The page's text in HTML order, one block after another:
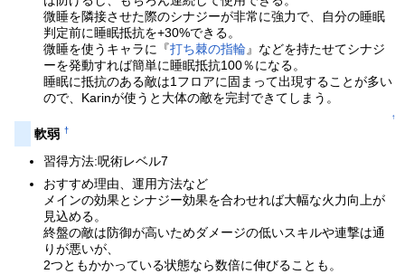
微睡を隣接させた際のシナジーが非常に強力で、自分の睡眠
判定前に睡眠抵抗を+30%できる。
微睡を使うキャラに『打ち棘の指輪 』などを持たせてシナジ
ーを発動すれば簡単に睡眠抵抗100％になる。
睡眠に抵抗のある敵は1フロアに固まって出現することが多い
ので、Karinが使うと大体の敵を完封できてしまう。
↑
軟弱 †
習得方法:呪術レベル7
おすすめ理由、運用方法など
メインの効果とシナジー効果を合わせれば大幅な火力向上が
見込める。
終盤の敵は防御が高いためダメージの低いスキルや連撃は通
りが悪いが、
2つともかかっている状態なら数倍に伸びることも。